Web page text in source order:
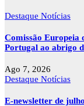
Destaque Notícias
Comissão Europeia
Portugal ao abrigo
Ago 7, 2026
Destaque Notícias
E-newsletter de